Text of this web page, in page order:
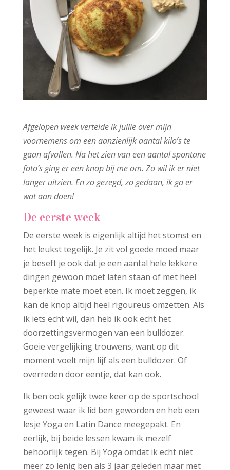
Afgelopen week vertelde ik jullie over mijn
voornemens om een aanzienlijk aantal kilo’s te
gaan afvallen. Na het zien van een aantal spontane
foto’s ging er een knop bij me om. Zo wil ik er niet
langer uitzien. En zo gezegd, zo gedaan, ik ga er
wat aan doen!
De eerste week
De eerste week is eigenlijk altijd het stomst en
het leukst tegelijk. Je zit vol goede moed maar
je beseft je ook dat je een aantal hele lekkere
dingen gewoon moet laten staan of met heel
beperkte mate moet eten. Ik moet zeggen, ik
kan de knop altijd heel rigoureus omzetten. Als
ik iets echt wil, dan heb ik ook echt het
doorzettingsvermogen van een bulldozer.
Goeie vergelijking trouwens, want op dit
moment voelt mijn lijf als een bulldozer. Of
overreden door eentje, dat kan ook.
Ik ben ook gelijk twee keer op de sportschool
geweest waar ik lid ben geworden en heb een
lesje Yoga en Latin Dance meegepakt. En
eerlijk, bij beide lessen kwam ik mezelf
behoorlijk tegen. Bij Yoga omdat ik echt niet
meer zo lenig ben als 3 jaar geleden maar met